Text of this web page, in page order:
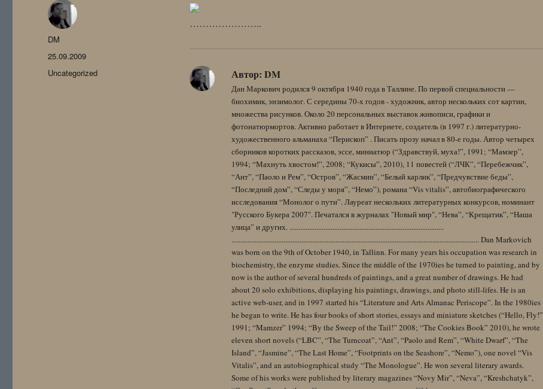
…………………..
Автор: DM
Дан Маркович родился 9 октября 1940 года в Таллине. По первой специальности —
биохимик, энзимолог. С середины 70-х годов - художник, автор нескольких сот картин,
множества рисунков. Около 20 персональных выставок живописи, графики и
фотонатюрмортов. Активно работает в Интернете, создатель (в 1997 г.) литературно-
художественного альманаха “Перископ” . Писать прозу начал в 80-е годы. Автор четырех
сборников коротких рассказов, эссе, миниатюр (“Здравствуй, муха!”, 1991; “Мамзер”,
1994; “Махнуть хвостом!”, 2008; “Кукисы”, 2010), 11 повестей (“ЛЧК”, “Перебежчик”,
“Ант”, “Паоло и Рем”, “Остров”, “Жасмин”, “Белый карлик”, “Предчувствие беды”,
“Последний дом”, “Следы у моря”, “Немо”), романа “Vis vitalis”, автобиографического
исследования “Монолог о пути”. Лауреат нескольких литературных конкурсов, номинант
"Русского Букера 2007". Печатался в журналах "Новый мир", “Нева”, “Крещатик”, “Наша
улица” и других. ......................................................................................
.......................................................................................................................................... Dan Markovich
was born on the 9th of October 1940, in Tallinn. For many years his occupation was research in
biochemistry, the enzyme studies. Since the middle of the 1970ies he turned to painting, and by
now is the author of several hundreds of paintings, and a great number of drawings. He had
about 20 solo exhibitions, displaying his paintings, drawings, and photo still-lifes. He is an
active web-user, and in 1997 started his “Literature and Arts Almanac Periscope”. In the 1980ies
he began to write. He has four books of short stories, essays and miniature sketches (“Hello, Fly!”
1991; “Mamzer” 1994; “By the Sweep of the Tail!” 2008; “The Cookies Book” 2010), he wrote
eleven short novels (“LBC”, “The Turncoat”, “Ant”, “Paolo and Rem”, “White Dwarf”, “The
Island”, “Jasmine”, “The Last Home”, “Footprints on the Seashore”, “Nemo”), one novel “Vis
Vitalis”, and an autobiographical study “The Monologue”. He won several literary awards.
Some of his works were published by literary magazines “Novy Mir”, “Neva”, “Kreshchatyk”,
Автор
DM
Опубликовано
25.09.2009
Рубрики
Uncategorized